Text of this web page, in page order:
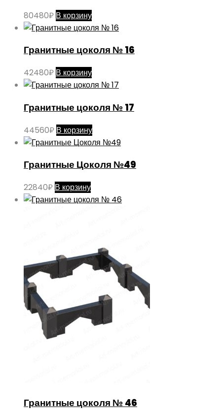
80480₽ В корзину
Гранитные цоколя № 16
42480₽ В корзину
Гранитные цоколя № 17
44560₽ В корзину
Гранитные Цоколя №49
22840₽ В корзину
Гранитные цоколя № 46